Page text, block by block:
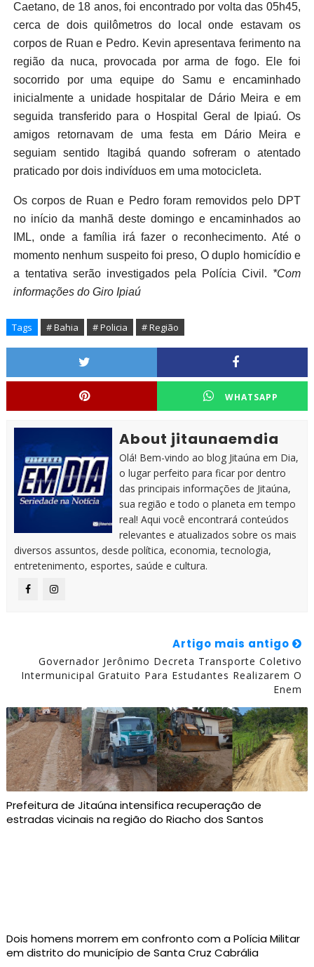
Caetano, de 18 anos, foi encontrado por volta das 05h45,
cerca de dois quilômetros do local onde estavam os
corpos de Ruan e Pedro. Kevin apresentava ferimento na
região da nuca, provocada por arma de fogo. Ele foi
socorrido por uma equipe do Samu e encaminhado
inicialmente a unidade hospitalar de Dário Meira e em
seguida transferido para o Hospital Geral de Ipiaú. Os
amigos retornavam de uma festa em Dário Meira e
seguiam sentido Itagibá quando sofreram o atentado
praticado por dois indivíduos em uma motocicleta.
Os corpos de Ruan e Pedro foram removidos pelo DPT
no início da manhã deste domingo e encaminhados ao
IML, onde a família irá fazer o reconhecimento. Até o
momento nenhum suspeito foi preso, O duplo homicídio e
a tentativa serão investigados pela Polícia Civil. *Com
informações do Giro Ipiaú
Tags # Bahia # Policia # Região
WHATSAPP
About jitaunaemdia
Olá! Bem-vindo ao blog Jitaúna em Dia,
o lugar perfeito para ficar por dentro
das principais informações de Jitaúna,
sua região e todo o planeta em tempo
real! Aqui você encontrará conteúdos
relevantes e atualizados sobre os mais
diversos assuntos, desde política, economia, tecnologia,
entretenimento, esportes, saúde e cultura.
Artigo mais antigo
Governador Jerônimo Decreta Transporte Coletivo
Intermunicipal Gratuito Para Estudantes Realizarem O
Enem
Prefeitura de Jitaúna intensifica recuperação de
estradas vicinais na região do Riacho dos Santos
Dois homens morrem em confronto com a Polícia Militar
em distrito do município de Santa Cruz Cabrália